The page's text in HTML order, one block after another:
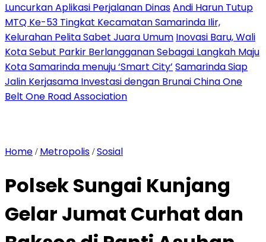
Luncurkan Aplikasi Perjalanan DinasAndi Harun Tutup
MTQ Ke-53 Tingkat Kecamatan Samarinda Ilir,
Kelurahan Pelita Sabet Juara Umum Inovasi Baru, Wali
Kota Sebut Parkir Berlangganan Sebagai Langkah Maju
Kota Samarinda menuju ‘Smart City’ Samarinda Siap
Jalin Kerjasama Investasi dengan Brunai China One
Belt One Road Association
Home / Metropolis /Sosial
Polsek Sungai Kunjang
Gelar Jumat Curhat dan